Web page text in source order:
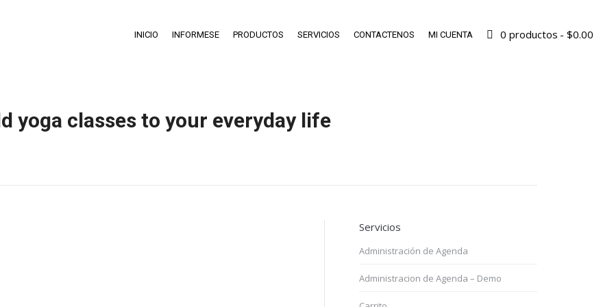
INICIO INFORMESE PRODUCTOS SERVICIOS CONTACTENOS MI CUENTA 0 productos $0.00
yoga classes to your everyday life
Servicios
Administración de Agenda
Administracion de Agenda – Demo